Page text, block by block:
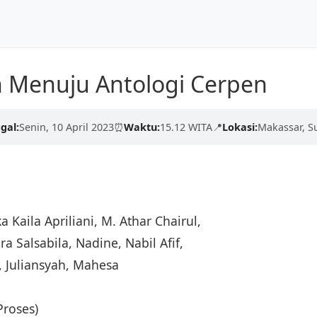
tinggi dari para
proses yang cepat,
Menuju Antologi Cerpen
Senin, 10 April 2023⏰Waktu:15.12 WITA📍Lokasi:Makassar,
Kaila Apriliani, M. Athar Chairul,
Salsabila, Nadine, Nabil Afif,
Mahesa